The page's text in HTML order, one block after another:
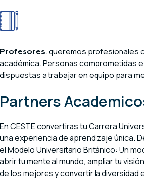
Profesores: queremos profesionales
académica. Personas comprometidas
dispuestas a trabajar en equipo para
Partners
En CESTE convertirás tu Carrera
una experiencia de aprendizaje única.
el Modelo Universitario Británico: Un
abrir tu mente al mundo, ampliar tu
de los mejores y convertir la diversidad